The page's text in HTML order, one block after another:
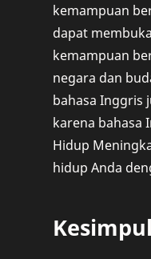
kemampuan
dapat
kemampuan
negara dan
bahasa Inggris
karena bahasa
Hidup
hidup Anda